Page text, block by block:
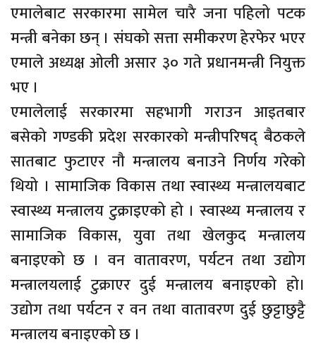
एमालेबाट सरकारमा सामेल चारै जना पहिलो पटक
मन्त्री बनेका छन् । संघको सत्ता समीकरण हेरफेर भएर
एमाले अध्यक्ष ओली असार ३० गते प्रधानमन्त्री नियुक्त
भए ।
एमालेलाई सरकारमा सहभागी गराउन आइतबार
बसेको गण्डकी प्रदेश सरकारको मन्त्रीपरिषद् बैठकले
सातबाट फुटाएर नौ मन्त्रालय बनाउने निर्णय गरेको
थियो । सामाजिक विकास तथा स्वास्थ्य मन्त्रालयबाट
स्वास्थ्य मन्त्रालय टुक्राइएको हो । स्वास्थ्य मन्त्रालय र
सामाजिक विकास, युवा तथा खेलकुद मन्त्रालय
बनाइएको छ । वन वातावरण, पर्यटन तथा उद्योग
मन्त्रालयलाई टुक्राएर दुई मन्त्रालय बनाइएको हो।
उद्योग तथा पर्यटन र वन तथा वातावरण दुई छुट्टाछुट्टै
मन्त्रालय बनाइएको छ ।